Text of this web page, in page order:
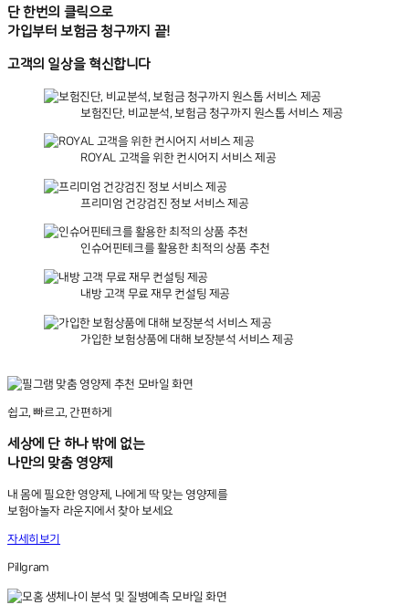
단 한번의 클릭으로
가입부터 보험금 청구까지 끝!
고객의 일상을혁신합니다
보험진단, 비교분석, 보험금 청구까지 원스톱 서비스 제공
ROYAL 고객을 위한 컨시어지 서비스 제공
프리미엄 건강검진 정보 서비스 제공
인슈어핀테크를 활용한 최적의 상품 추천
내방 고객 무료 재무 컨설팅 제공
가입한 보험상품에 대해 보장분석 서비스 제공
쉽고, 빠르고, 간편하게
세상에 단 하나 밖에 없는
나만의 맞춤 영양제
내 몸에 필요한 영양제, 나에게 딱 맞는 영양제를
보험아놀자 라운지에서 찾아 보세요
자세히보기
Pillgram